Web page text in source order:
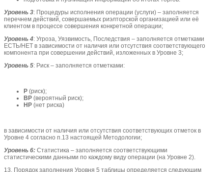
Уровень 3: Процедуры исполнения операции (услуги) – заполняется
перечнем действий, совершаемых риэлторской организацией или её
клиентом в процессе совершения конкретной операции;
Уровень 4: Угроза, Уязвимость, Последствия – заполняется отметками
ЕСТЬ/НЕТ в зависимости от наличия или отсутствия соответствующего
компонента при совершении действий, изложенных в Уровне 3;
Уровень 5: Риск – заполняется отметками:
Р (риск);
ВР (вероятный риск);
НР (нет риска)
в зависимости от наличия или отсутствия соответствующих отметок в
Уровне 4 согласно п.13 настоящей Методологии;
Уровень 6: Статистика – заполняется соответствующими
статистическими данными по каждому виду операции (на Уровне 2).
13. Порядок заполнения Уровня 5 таблицы определяется следующим